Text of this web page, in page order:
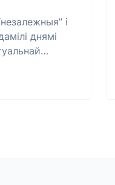
і
днямі
нас лічбамі і